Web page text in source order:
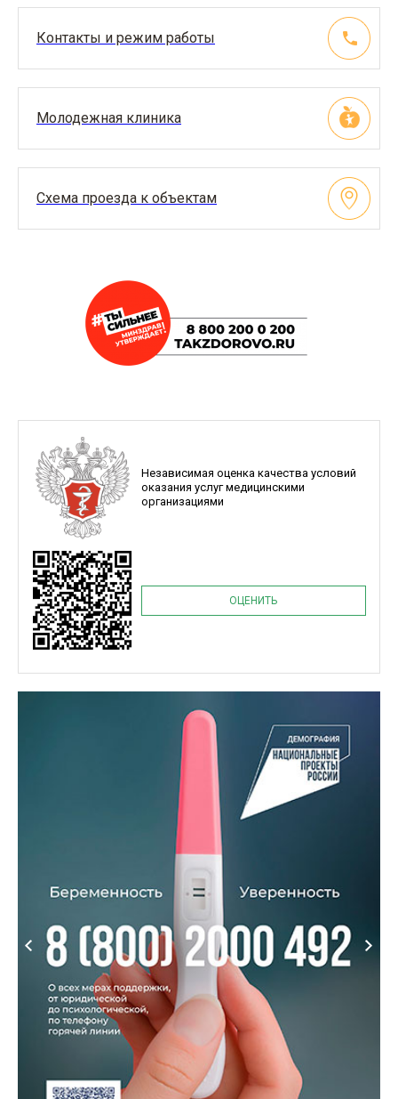
Контакты и режим работы
Молодежная клиника
Схема проезда к объектам
Независимая оценка качества условий
оказания услуг медицинскими
организациями
ОЦЕНИТЬ